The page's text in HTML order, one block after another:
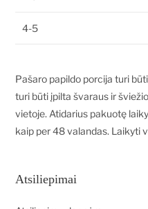
4-5
Pašaro papildo porcija turi
turi būti įpilta švaraus ir
vietoje. Atidarius pakuotę
kaip per 48 valandas. Laikyti
Atsiliepimai